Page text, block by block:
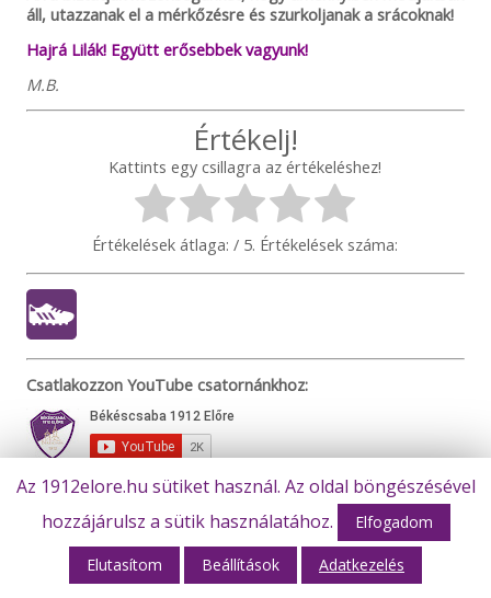
áll, utazzanak el a mérkőzésre és szurkoljanak a srácoknak!
Hajrá Lilák! Együtt erősebbek vagyunk!
M.B.
Értékelj!
Kattints egy csillagra az értékeléshez!
Értékelések átlaga:/ 5. Értékelések száma:
Csatlakozzon YouTube csatornánkhoz:
Beharangozó: Békéscsaba 1912 Előre –
Az 1912elore.hu sütiket használ. Az oldal böngészésével
hozzájárulsz a sütik használatához.
Elfogadom
Elutasítom Beállítások Adatkezelés